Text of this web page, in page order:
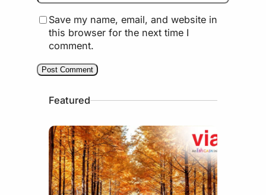
Save my name, email, and website in
this browser for the next time I
comment.
Featured